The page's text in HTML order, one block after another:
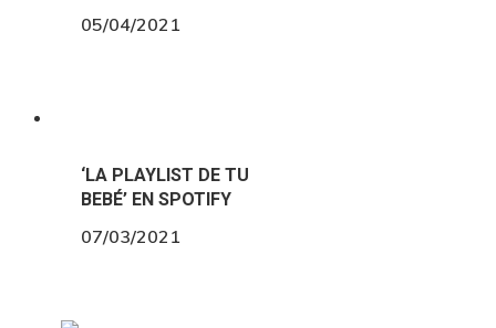
05/04/2021
‘LA PLAYLIST DE TU
BEBÉ’ EN SPOTIFY
07/03/2021